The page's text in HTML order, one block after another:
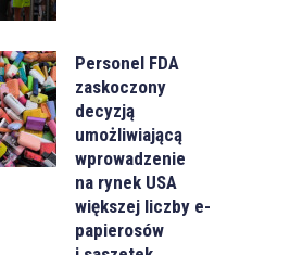
Personel FDA
zaskoczony
decyzją
umożliwiającą
wprowadzenie
na rynek USA
większej liczby e-
papierosów